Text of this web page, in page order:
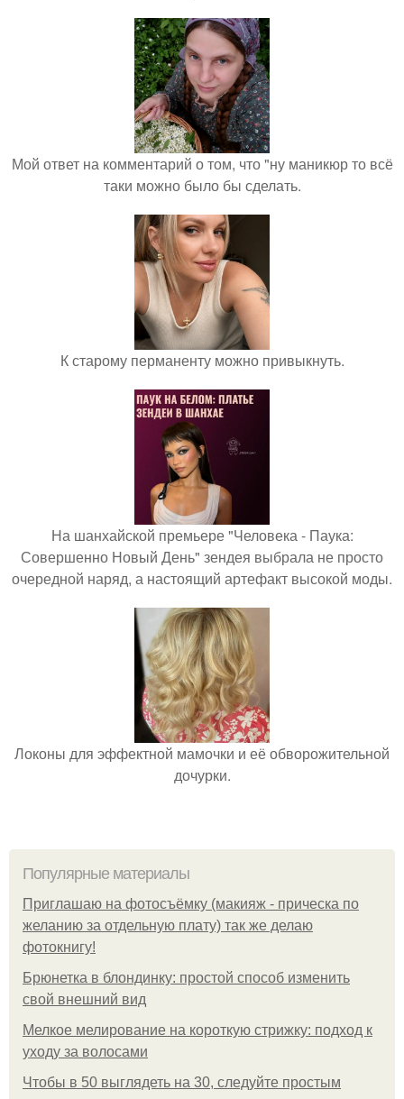
Мой ответ на комментарий о том, что "ну маникюр то всё
таки можно было бы сделать.
К старому перманенту можно привыкнуть.
На шанхайской премьере "Человека - Паука:
Совершенно Новый День" зендея выбрала не просто
очередной наряд, а настоящий артефакт высокой моды.
Локоны для эффектной мамочки и её обворожительной
дочурки.
Популярные материалы
Приглашаю на фотосъёмку (макияж - прическа по
желанию за отдельную плату) так же делаю
фотокнигу!
Брюнетка в блондинку: простой способ изменить
свой внешний вид
Мелкое мелирование на короткую стрижку: подход к
уходу за волосами
Чтобы в 50 выглядеть на 30, следуйте простым